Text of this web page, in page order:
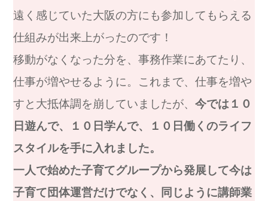
遠く感じていた大阪の方にも参加してもらえる
仕組みが出来上がったのです！
移動がなくなった分を、事務作業にあてたり、
仕事が増やせるように。これまで、仕事を増や
すと大抵体調を崩していましたが、 今では１０
日遊んで、１０日学んで、１０日働くのライフ
スタイルを手に入れました。
一人で始めた子育てグループから発展して今は
子育て団体運営だけでなく、同じように講師業